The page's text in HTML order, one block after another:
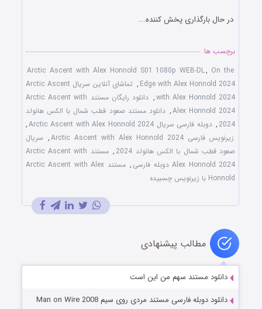
در حال بارگذاری پخش کننده...
برچسب ها
Arctic Ascent with Alex Honnold S01 1080p WEB-DL, On the
Edge with Alex Honnold 2024
,
تماشای آنلاین سریال Arctic Ascent
with Alex Honnold 2024
,
دانلود رایگان مستند Arctic Ascent with
Alex Honnold 2024
, دانلود مستند صعود قطب شمال با الکس هانولد
2024
, دوبله فارسی سریال Arctic Ascent with Alex Honnold 2024
,
زیرنویس فارسی Arctic Ascent with Alex Honnold 2024
, سریال
صعود قطب شمال با الکس هانولد 2024
,
مستند Arctic Ascent with
Alex Honnold 2024 دوبله فارسی
,
مستند Arctic Ascent with Alex
Honnold با زیرنویس چسبیده
مطالب پیشنهادی
دانلود مستند سهم من این است
دانلود دوبله فارسی مستند مردی روی سیم Man on Wire 2008